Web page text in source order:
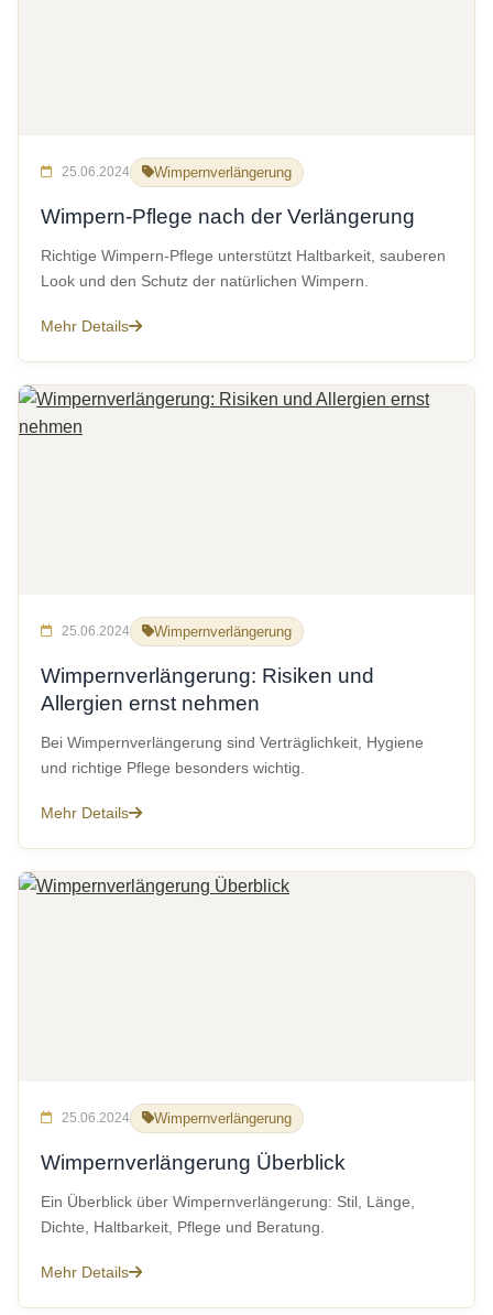
25.06.2024 Wimpernverlängerung
Wimpern-Pflege nach der Verlängerung
Richtige Wimpern-Pflege unterstützt Haltbarkeit, sauberen
Look und den Schutz der natürlichen Wimpern.
Mehr Details
25.06.2024 Wimpernverlängerung
Wimpernverlängerung: Risiken und
Allergien ernst nehmen
Bei Wimpernverlängerung sind Verträglichkeit, Hygiene
und richtige Pflege besonders wichtig.
Mehr Details
25.06.2024 Wimpernverlängerung
Wimpernverlängerung Überblick
Ein Überblick über Wimpernverlängerung: Stil, Länge,
Dichte, Haltbarkeit, Pflege und Beratung.
Mehr Details